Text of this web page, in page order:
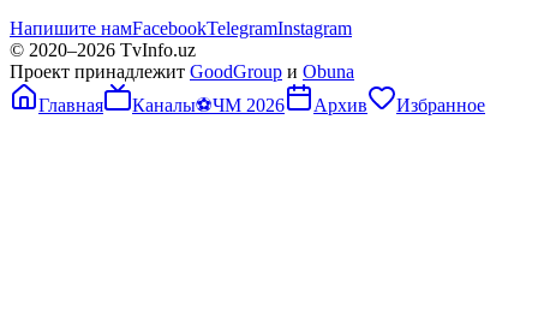
Напишите намFacebookTelegramInstagram
© 2020–2026 TvInfo.uz
Проект принадлежит GoodGroup и Obuna
Главная
Каналы⚽ЧМ 2026 Архив Избранное